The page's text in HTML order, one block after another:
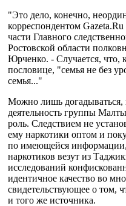
"Это дело, конечно,
корреспондентом
части Главного
Ростовской области
Юрченко. - Случается, что,
пословице, "семья не без
семья..."
Можно лишь догадываться,
деятельность группы
роль. Следствием не
ему наркотики оптом и
по имеющейся
наркотиков везут из
исследований
идентичное качество во
свидетельствующее о том,
и того же источника.